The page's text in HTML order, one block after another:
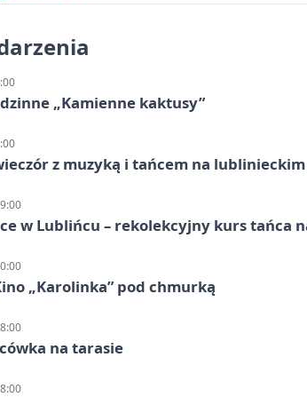
„Kamienne kaktusy”
z muzyką i tańcem na
w Lublińcu – rekolekcyjny kurs tańca
„Karolinka” pod chmurką
na tarasie